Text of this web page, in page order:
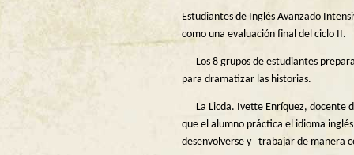
Estudiantes de Inglés Avanzado
como una evaluación final del ciclo II.
Los 8 grupos de estudiantes
para dramatizar las historias.
La Licda. Ivette Enríquez, docente
que el alumno práctica el idioma
desenvolverse y trabajar de manera